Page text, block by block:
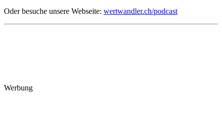
Oder besuche unsere Webseite: wertwandler.ch/podcast
Werbung